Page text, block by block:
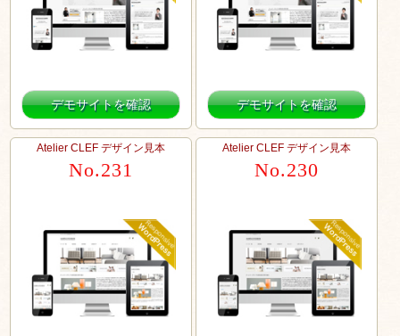
デモサイトを確認 デモサイトを確認
Atelier CLEF デザイン見本
No.231
Atelier CLEF デザイン見本
No.230